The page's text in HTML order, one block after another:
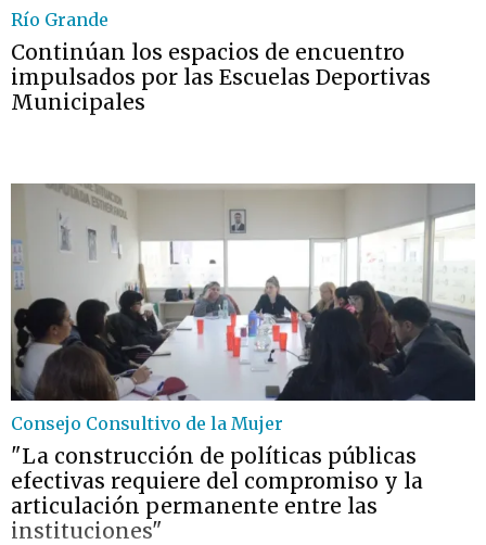
Río Grande
Continúan los espacios de encuentro
impulsados por las Escuelas Deportivas
Municipales
Consejo Consultivo de la Mujer
"La construcción de políticas públicas
efectivas requiere del compromiso y la
articulación permanente entre las
instituciones"